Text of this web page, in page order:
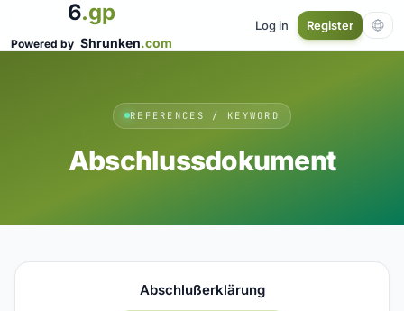
6.gp
Powered by Shrunken.com
Log in Register
REFERENCES / KEYWORD
Abschlussdokument
Abschlußerklärung